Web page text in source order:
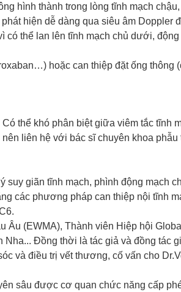
hình thành trong lòng tĩnh mạch
hiện dễ dàng qua siêu âm Doppler
có thể lan lên tĩnh mạch chủ dưới, động
hoặc can thiệp đặt ống thông
thể khó phân biệt giữa viêm tắc tĩnh
liên hệ với bác sĩ chuyên khoa phẫu
giãn tĩnh mạch, phình động mạch
các phương pháp can thiệp nội tĩnh
Âu (EWMA), Thành viên Hiệp hội
Nha... Đồng thời là tác giả và đồng tác
và điều trị vết thương, cố vấn cho
sâu được cơ quan chức năng cấp